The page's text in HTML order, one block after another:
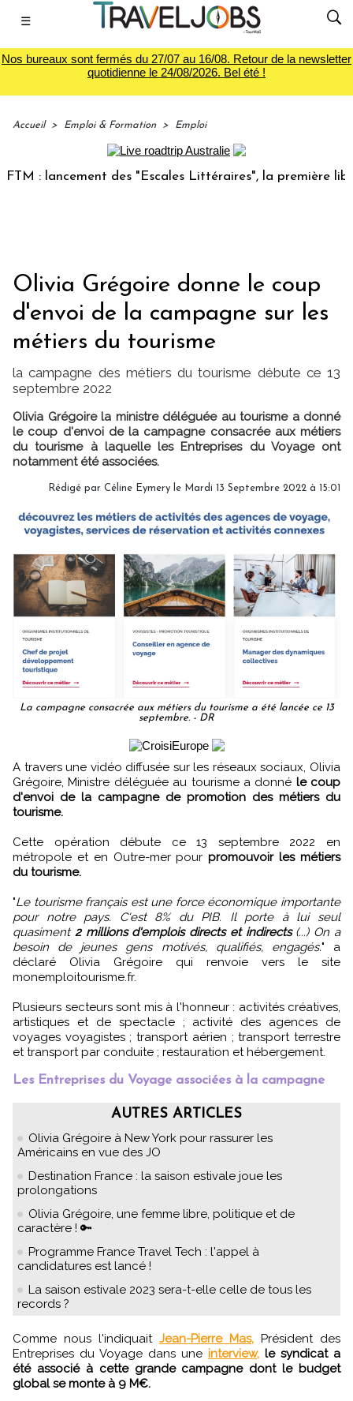
☰
Nos bureaux sont fermés du 27/07 au 16/08. Retour de la newsletter
quotidienne le 24/08/2026. Bel été !
Accueil > Emploi & Formation > Emploi
lancement des "Escales Littéraires", la première librairie
Olivia Grégoire donne le coup
d'envoi de la campagne sur les
métiers du tourisme
la campagne des métiers du tourisme débute ce 13
septembre 2022
Olivia Grégoire la ministre déléguée au tourisme a donné
le coup d'envoi de la campagne consacrée aux métiers
du tourisme à laquelle les Entreprises du Voyage ont
notamment été associées.
Rédigé par Céline Eymery le Mardi 13 Septembre 2022 à 15:01
La campagne consacrée aux métiers du tourisme a été lancée ce 13
septembre. - DR
A travers une vidéo diffusée sur les réseaux sociaux, Olivia
Grégoire, Ministre déléguée au tourisme a donné le coup
d'envoi de la campagne de promotion des métiers du
tourisme.
Cette opération débute ce 13 septembre 2022 en
métropole et en Outre-mer pourpromouvoir les métiers
du tourisme.
"Le tourisme français est une force économique importante
pour notre pays. C'est 8% du PIB. Il porte à lui seul
quasiment 2 millions d'emplois directs et indirects(...) On a
besoin de jeunes gens motivés, qualifiés, engagés." a
déclaré Olivia Grégoire qui renvoie vers le site
monemploitourisme.fr.
Plusieurs secteurs sont mis à l'honneur : activités créatives,
artistiques et de spectacle ; activité des agences de
voyages voyagistes ; transport aérien ; transport terrestre
et transport par conduite ; restauration et hébergement.
Les Entreprises du Voyage associées à la campagne
AUTRES ARTICLES
Olivia Grégoire à New York pour rassurer les
Américains en vue des JO
Destination France : la saison estivale joue les
prolongations
Olivia Grégoire, une femme libre, politique et de
caractère ! 🔑
Programme France Travel Tech : l'appel à
candidatures est lancé !
La saison estivale 2023 sera-t-elle celle de tous les
records ?
Comme nous l'indiquait Jean-Pierre Mas, Président des
Entreprises du Voyage dans une interview, le syndicat a
été associé à cette grande campagne dont le budget
global se monte à 9 M€.